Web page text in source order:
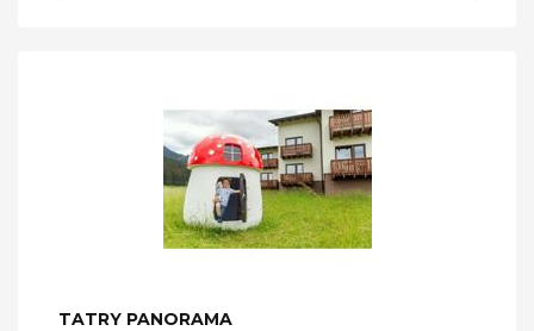
TATRY PANORAMA